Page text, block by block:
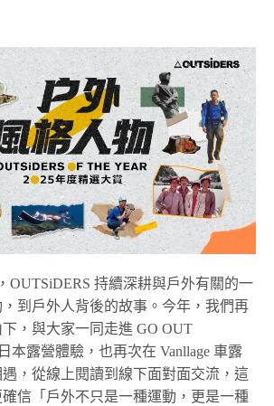
OUTSiDERS 持續深耕與戶外有關的一
到戶外人背後的故事。今年，我們再
，與大家一同走進 GO OUT
本露營體驗，也再次在 Vanllage 車露
，從線上閱讀到線下面對面交流，這
信「戶外不只是一種運動，更是一種